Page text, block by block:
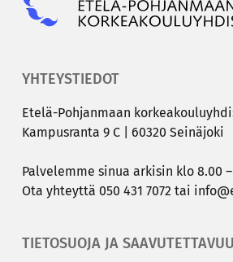
YHTEYSTIEDOT
Etelä-​Pohjanmaan
Kam­pus­ran­ta 9 C | 60320 Sei­nä­jo­ki
Pal­ve­lem­me sinua ar­ki­sin klo 8.00 –
Ota yh­teyt­tä 050 431 7072 tai
TIETOSUOJA JA